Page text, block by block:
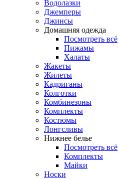
Водолазки
Джемперы
Джинсы
Домашняя одежда
Посмотреть всё
Пижамы
Халаты
Жакеты
Жилеты
Кадриганы
Колготки
Комбинезоны
Комплекты
Костюмы
Лонгсливы
Нижнее белье
Посмотреть всё
Комплекты
Майки
Носки